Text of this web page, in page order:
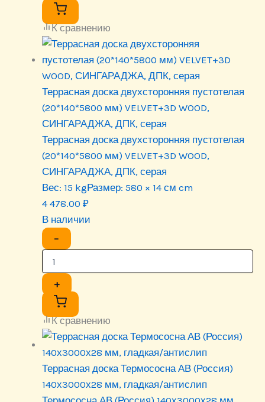
К сравнению
Террасная доска двухсторонняя пустотелая
(20*140*5800 мм) VELVET+3D WOOD,
СИНГАРАДЖА, ДПК, серая
Террасная доска двухсторонняя пустотелая
(20*140*5800 мм) VELVET+3D WOOD,
СИНГАРАДЖА, ДПК, серая
Вес: 15 kgРазмер: 580 × 14 см cm
4 478.00 ₽
В наличии
−
+
К сравнению
Террасная доска Термососна АВ (Россия)
140х3000х28 мм, гладкая/антислип